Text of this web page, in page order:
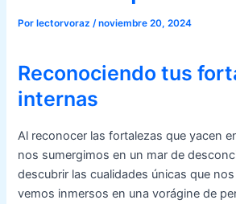
Porlectorvoraz /noviembre 20, 2024
Reconociendo tus
internas
Al reconocer las fortalezas que yacen
nos sumergimos en un mar de
descubrir las cualidades únicas que
vemos inmersos en una vorágine de